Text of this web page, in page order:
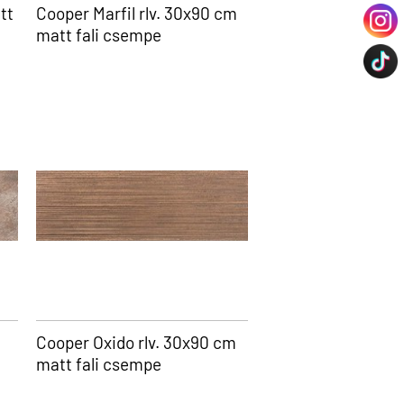
Cooper Marfil rlv. 30x90 cm
matt fali csempe
Cooper Oxido rlv. 30x90 cm
matt fali csempe